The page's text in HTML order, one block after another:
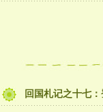
回国札记之十七